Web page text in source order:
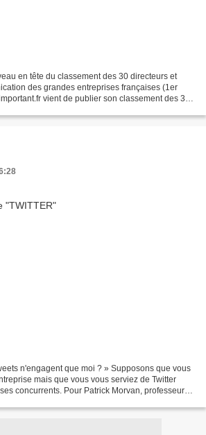
en tête du classement des 30 directeurs et
des grandes entreprises françaises (1er
vient de publier son classement des 30
n'engagent que moi ? » Supposons que vous
mais que vous vous serviez de Twitter
concurrents. Pour Patrick Morvan, professeur